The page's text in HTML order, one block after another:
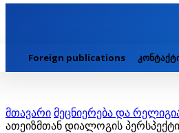
Foreign publications
მთავარი მეცნიერება და
ათეიზმთან დიალოგის